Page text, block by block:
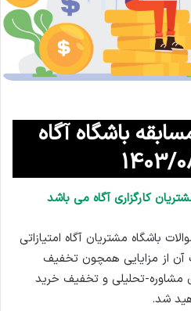
باشگاه آگاه
1403/
کارگزاری آگاه می باشد
باشگاه مشتریان آگاه امتیازاتی
آن از مزایایی همچون تخفیف
مشاوره-تحلیلی و تخفیف خرید
شد.